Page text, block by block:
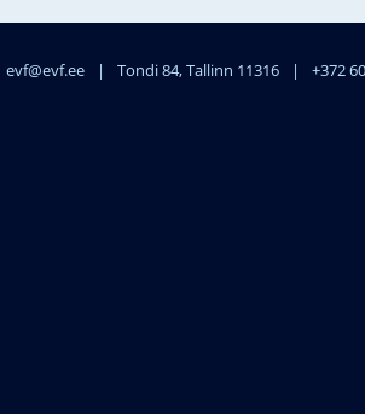
evf@evf.ee | Tondi 84, Tallinn 11316 | +372